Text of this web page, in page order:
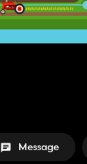
Message